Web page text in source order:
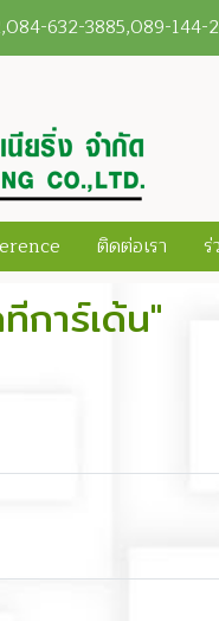
632-3885,089-144-
ติดต่อเรา ร่
การ์เด้น"